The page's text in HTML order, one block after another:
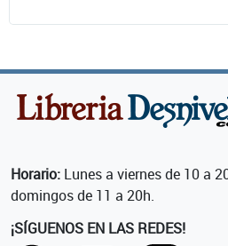
Horario: Lunes a viernes de 10 a
domingos de 11 a 20h.
¡SÍGUENOS EN LAS REDES!